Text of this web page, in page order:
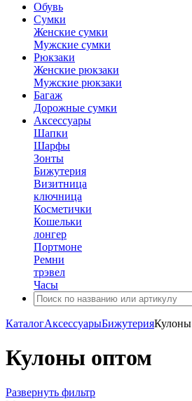
Обувь
Сумки
Женские сумки
Мужские сумки
Рюкзаки
Женские рюкзаки
Мужские рюкзаки
Багаж
Дорожные сумки
Аксессуары
Шапки
Шарфы
Зонты
Бижутерия
Визитница
ключница
Косметички
Кошельки
лонгер
Портмоне
Ремни
трэвел
Часы
КаталогАксессуарыБижутерияКулоны
Кулоны оптом
Развернуть фильтр